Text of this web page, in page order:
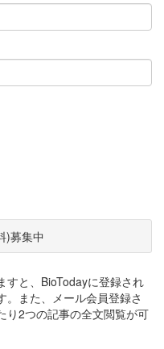
)募集中
すと、BioTodayに登録され
。また、メール会員登録さ
り2つの記事の全文閲覧が可